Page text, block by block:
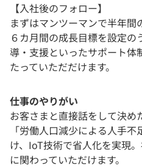
【入社後のフォロー】
まずはマンツーマンで半年間
６カ月間の成長目標を設定
導・支援といったサポート体
たっていただだけます。
仕事のやりがい
お客さまと直接話をして決め
「労働人口減少による人手
け、IoT技術で省人化を実現
に関わっていただけます。